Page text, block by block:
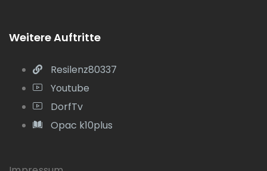
Weitere Auftritte
Resilenz80337
Youtube
DorfTv
Opac k10plus